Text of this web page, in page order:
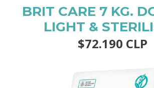
BRIT CARE 7 KG.
LIGHT &
$72.190 CLP